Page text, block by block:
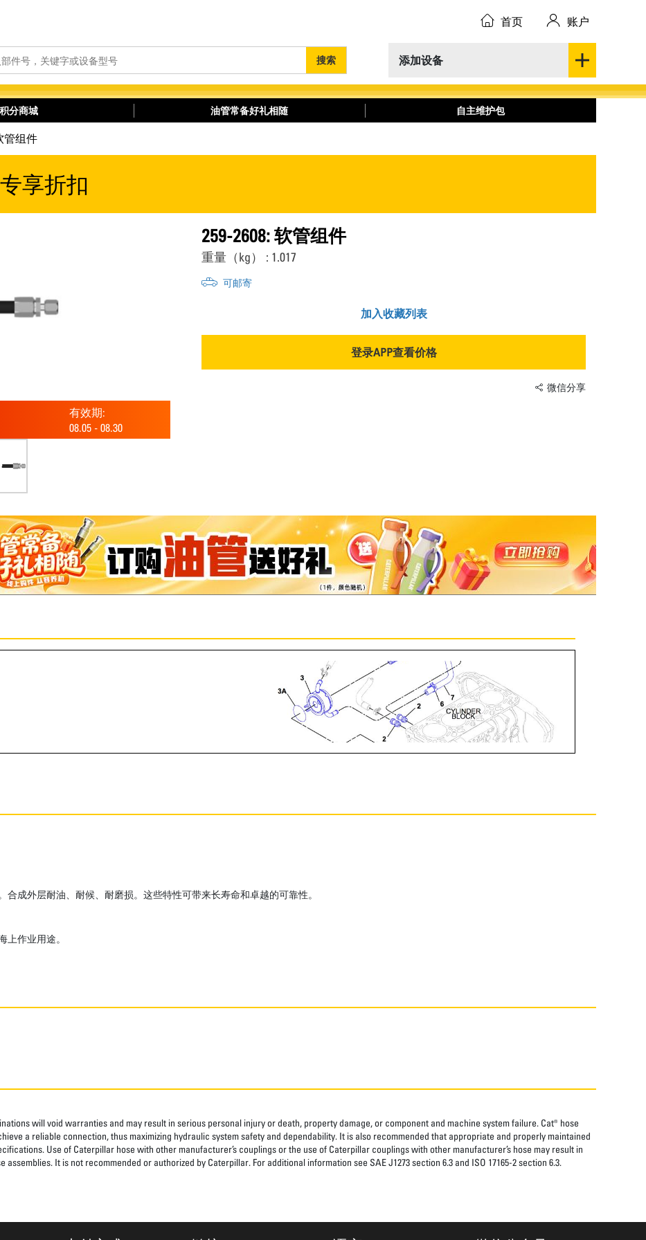
添加设备
搜索
首页 账户
积分商城 油管常备好礼相随 自主维护包
管组件
享折扣
有效期:
08.05 - 08.30
259-2608: 软管组件
重量（kg） : 1.017
可邮寄
加入收藏列表
登录APP查看价格
微信分享
成外层耐油、耐候、耐磨损。这些特性可带来长寿命和卓越的可靠性。
作业用途。
will void warranties and may result in serious personal injury or death, property damage, or component and machine system failure. Cat® hose
a reliable connection, thus maximizing hydraulic system safety and dependability. It is also recommended that appropriate and properly maintained
Use of Caterpillar hose with other manufacturer’s couplings or the use of Caterpillar couplings with other manufacturer’s hose may result in
It is not recommended or authorized by Caterpillar. For additional information see SAE J1273 section 6.3 and ISO 17165-2 section 6.3.